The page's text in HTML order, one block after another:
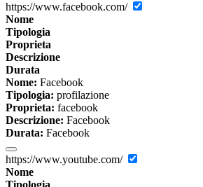
https://www.facebook.com/
Nome
Tipologia
Proprieta
Descrizione
Durata
Nome: Facebook
Tipologia: profilazione
Proprieta: facebook
Descrizione: Facebook
Durata: Facebook
https://www.youtube.com/
Nome
Tipologia